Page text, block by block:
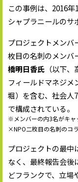
この事例は、2016
シャプラニールのサ
プロジェクトメンバ
枚目の名刺のメンバ
橋明日香氏 （以下
フィールドマネジメ
堀）を含む、社会人
で構成されている。
※メンバーの内3名がキャ
×NPO二枚目の名刺のコ
プロジェクトの最中
なく、最終報告会後
どフランクで、立場